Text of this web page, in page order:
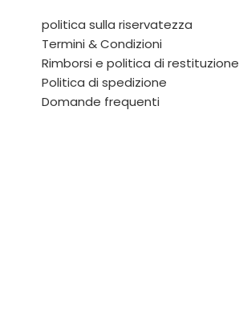
politica sulla riservatezza
Termini & Condizioni
Rimborsi e politica di restituzione
Politica di spedizione
Domande frequenti